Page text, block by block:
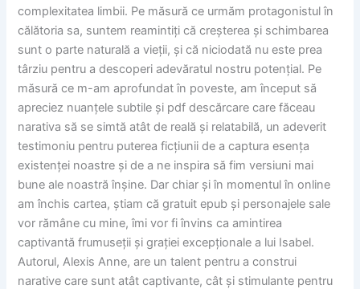
complexitatea limbii. Pe măsură ce urmăm protagonistul în
călătoria sa, suntem reamintiți că creșterea și schimbarea
sunt o parte naturală a vieții, și că niciodată nu este prea
târziu pentru a descoperi adevăratul nostru potențial. Pe
măsură ce m-am aprofundat în poveste, am început să
apreciez nuanțele subtile și pdf descărcare care făceau
narativa să se simtă atât de reală și relatabilă, un adeverit
testimoniu pentru puterea ficțiunii de a captura esența
existenței noastre și de a ne inspira să fim versiuni mai
bune ale noastră înșine. Dar chiar și în momentul în online
am închis cartea, știam că gratuit epub și personajele sale
vor rămâne cu mine, îmi vor fi învins ca amintirea
captivantă frumuseții și grației excepționale a lui Isabel.
Autorul, Alexis Anne, are un talent pentru a construi
narative care sunt atât captivante, cât și stimulante pentru